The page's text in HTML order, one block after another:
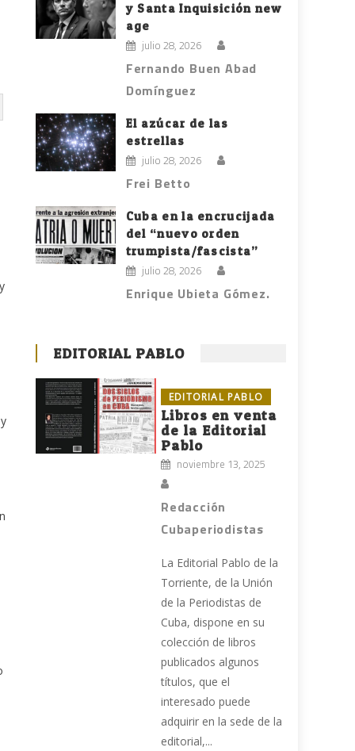
y Santa Inquisición new
age
julio 28, 2026
Fernando Buen Abad
Domínguez
El azúcar de las
estrellas
julio 28, 2026
Frei Betto
Cuba en la encrucijada
del “nuevo orden
trumpista/fascista”
julio 28, 2026
Enrique Ubieta Gómez.
EDITORIAL PABLO
EDITORIAL PABLO
Libros en venta
de la Editorial
Pablo
noviembre 13, 2025
Redacción
Cubaperiodistas
La Editorial Pablo de la
Torriente, de la Unión
de la Periodistas de
Cuba, dispone en su
colección de libros
publicados algunos
títulos, que el
interesado puede
adquirir en la sede de la
editorial,...